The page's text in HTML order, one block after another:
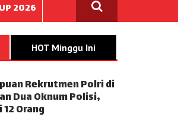
2026
HOT Minggu Ini
Rekrutmen Polri di
Dua Oknum Polisi,
Orang